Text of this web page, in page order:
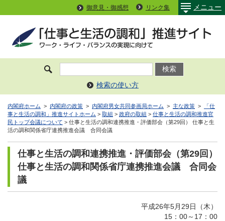
御意見・御感想 リンク集 メニュー
検索の使い方
内閣府ホーム > 内閣府の政策 > 内閣府男女共同参画局ホーム > 主な政策 >
「仕
事と生活の調和」推進サイトホーム > 取組 > 政府の取組 > 仕事と生活の調和推進官
民トップ会議について > 仕事と生活の調和連携推進・評価部会（第29回） 仕事と生
活の調和関係省庁連携推進会議 合同会議
仕事と生活の調和連携推進・評価部会（第29回）
仕事と生活の調和関係省庁連携推進会議 合同会
議
平成26年5月29日（木）
15：00～17：00